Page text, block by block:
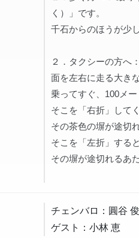
く）」です。
千石からのほうが少
２．タクシーの方へ
面を左右に走る大き
乗ってすぐ、100メ
そこを「右折」して
その茶色の塀が途切
そこを「左折」する
その塀が途切れるあ
チェンバロ：圓谷
ゲスト：小林 恵